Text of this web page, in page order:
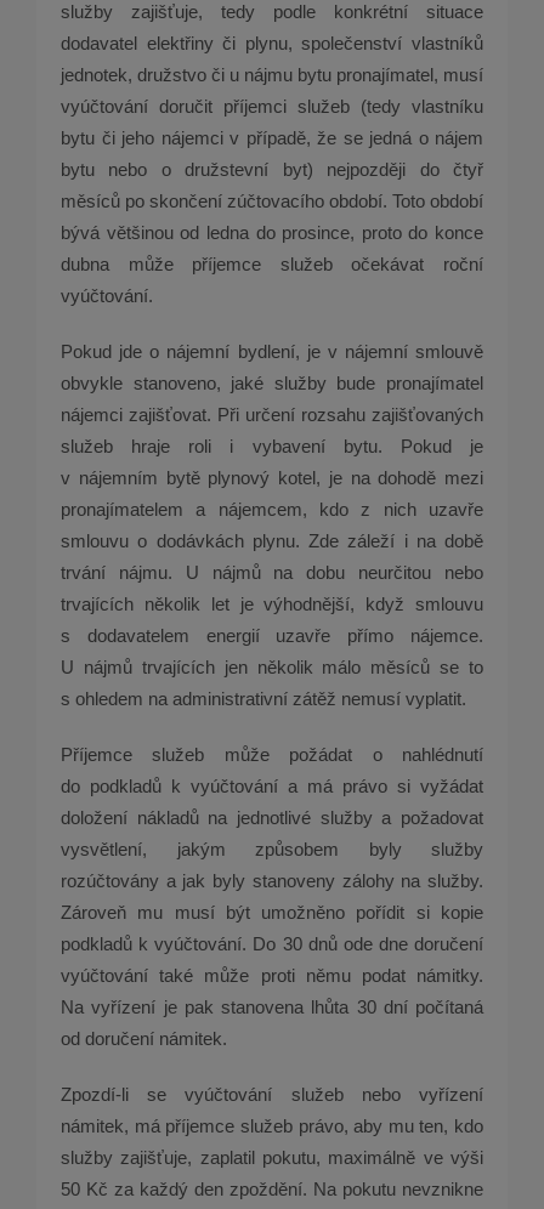
služby zajišťuje, tedy podle konkrétní situace
dodavatel elektřiny či plynu, společenství vlastníků
jednotek, družstvo či u nájmu bytu pronajímatel, musí
vyúčtování doručit příjemci služeb (tedy vlastníku
bytu či jeho nájemci v případě, že se jedná o nájem
bytu nebo o družstevní byt) nejpozději do čtyř
měsíců po skončení zúčtovacího období. Toto období
bývá většinou od ledna do prosince, proto do konce
dubna může příjemce služeb očekávat roční
vyúčtování.
Pokud jde o nájemní bydlení, je v nájemní smlouvě
obvykle stanoveno, jaké služby bude pronajímatel
nájemci zajišťovat. Při určení rozsahu zajišťovaných
služeb hraje roli i vybavení bytu. Pokud je
v nájemním bytě plynový kotel, je na dohodě mezi
pronajímatelem a nájemcem, kdo z nich uzavře
smlouvu o dodávkách plynu. Zde záleží i na době
trvání nájmu. U nájmů na dobu neurčitou nebo
trvajících několik let je výhodnější, když smlouvu
s dodavatelem energií uzavře přímo nájemce.
U nájmů trvajících jen několik málo měsíců se to
s ohledem na administrativní zátěž nemusí vyplatit.
Příjemce služeb může požádat o nahlédnutí
do podkladů k vyúčtování a má právo si vyžádat
doložení nákladů na jednotlivé služby a požadovat
vysvětlení, jakým způsobem byly služby
rozúčtovány a jak byly stanoveny zálohy na služby.
Zároveň mu musí být umožněno pořídit si kopie
podkladů k vyúčtování. Do 30 dnů ode dne doručení
vyúčtování také může proti němu podat námitky.
Na vyřízení je pak stanovena lhůta 30 dní počítaná
od doručení námitek.
Zpozdí-li se vyúčtování služeb nebo vyřízení
námitek, má příjemce služeb právo, aby mu ten, kdo
služby zajišťuje, zaplatil pokutu, maximálně ve výši
50 Kč za každý den zpoždění. Na pokutu nevznikne